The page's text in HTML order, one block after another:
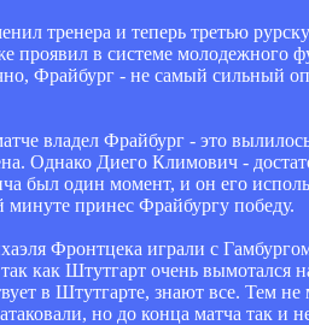
тренера и теперь третью
проявил в системе молодежного
Фрайбург - не самый сильный
владел Фрайбург - это
Однако Диего Климович -
был один момент, и он его
принес Фрайбургу победу.
Фронтцека играли с
как Штутгарт очень вымотался
в Штутгарте, знают все. Тем
но до конца матча так и